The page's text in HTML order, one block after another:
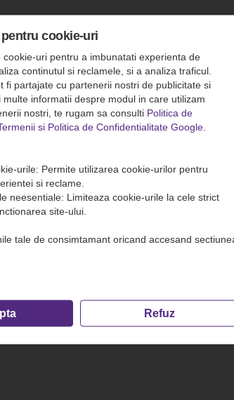
cookie-uri
cookie-uri pentru a imbunatati experienta de
continutul si reclamele, si a analiza traficul.
fi partajate cu partenerii nostri de publicitate si
informatii despre modul in care utilizam
nostri, te rugam sa consulti Politica de
si Politica de Confidentialitate Google
urile: Permite utilizarea cookie-urilor pentru
si reclame.
neesentiale: Limiteaza cookie-urile la cele strict
site-ului.
tale de consimtamant oricand accesand
Refuz